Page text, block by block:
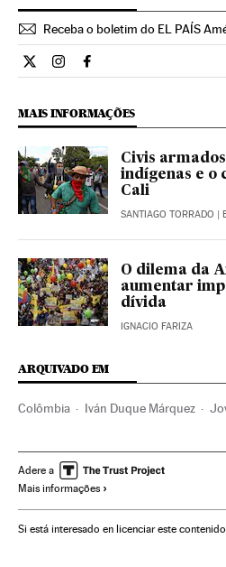
Receba o boletim do EL PAÍS
Opiniao El País Brasil en Twitter
Opiniao El País Brasil en
Opiniao El País Brasil
MAIS INFORMAÇÕES
Civis
indígenas e o
Cali
SANTIAGO TORRADO |
O dilema da
aumentar
dívida
IGNACIO FARIZA
ARQUIVADO EM
Colômbia Iván Duque Márquez
Desigualdade social Política
Crisis económica coronavirus covid-19
América
Adere a
Mais informações
Si está interesado en licenciar este